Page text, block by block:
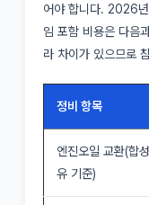
어야 합니다. 2026
임 포함 비용은 다음
라 차이가 있으므로
정비 항목
엔진오일 교환(합성
유 기준)